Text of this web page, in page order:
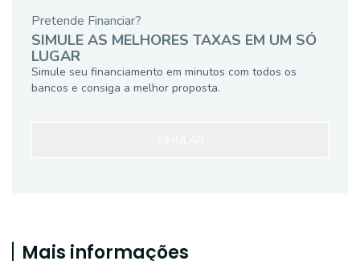
Pretende Financiar?
SIMULE AS MELHORES TAXAS EM UM SÓ
LUGAR
Simule seu financiamento em minutos com todos os
bancos e consiga a melhor proposta.
Mais informações